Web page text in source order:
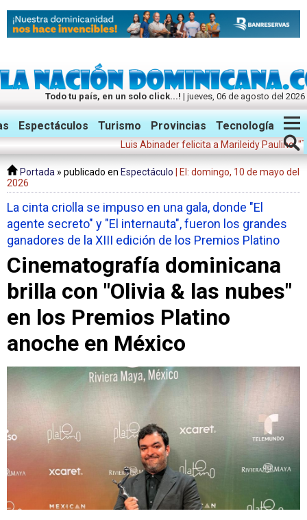
Todo tu país, en un solo click...! | jueves, 06 de agosto del 2026
Twitter Facebook Instagram
Espectáculos Turismo Provincias Tecnología
Luis Abinader felicita a Marileidy Paulino: "Tu
Portada » publicado en Espectáculo
| El: domingo, 10 de mayo del
2026
La cinta criolla se impuso en una gala, donde "El
agente secreto" y "El internauta", fueron los grandes
ganadores de la XIII edición de los Premios Platino
Cinematografía dominicana
brilla con "Olivia & las nubes"
en los Premios Platino
anoche en México